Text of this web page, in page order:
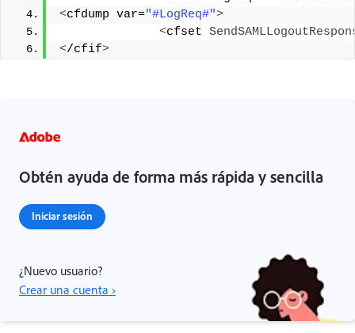
<cfdump var="#LogReq#">
<cfset
</cfif>
Obtén ayuda de forma más rápida y sencilla
Iniciar sesión
¿Nuevo usuario?
Crear una cuenta ›